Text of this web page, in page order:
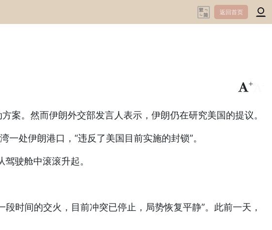
返回首页
+
案。然而伊朗外交部发言人表示，伊朗仍在研究美国的提议。
处伊朗港口，“违反了美国目前实施的封锁”。
驶舱中滚滚升起。
时间的交火，目前冲突已停止，局势恢复平静”。此前一天，